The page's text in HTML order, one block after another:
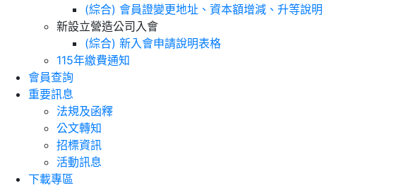
(綜合) 會員證變更地址、資本額增減、升等說明
新設立營造公司入會
(綜合) 新入會申請說明表格
115年繳費通知
會員查詢
重要訊息
法規及函釋
公文轉知
招標資訊
活動訊息
下載專區